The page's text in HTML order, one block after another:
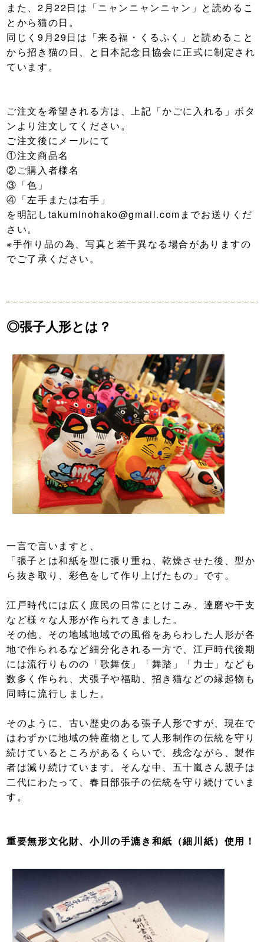
また、2月22日は「ニャンニャンニャン」と読めるこ
とから猫の日。
同じく9月29日は「来る福・くるふく」と読めること
から招き猫の日、と日本記念日協会に正式に制定され
ています。
ご注文を希望される方は、上記「かごに入れる」ボタ
ンより注文してください。
ご注文後にメールにて
①注文商品名
②ご購入者様名
③「色」
④「左手または右手」
を明記しtakuminohako@gmail.comまでお送りくだ
さい。
※手作り品の為、写真と若干異なる場合がありますの
でご了承ください。
◎張子人形とは？
一言で言いますと、
「張子とは和紙を型に張り重ね、乾燥させた後、型か
ら抜き取り、彩色をして作り上げたもの」です。
江戸時代には広く庶民の日常にとけこみ、達磨や干支
など様々な人形が作られてきました。
その他、その地域地域での風俗をあらわした人形が各
地で作られるなど細分化される一方で、江戸時代後期
には流行りものの「歌舞伎」「舞踏」「力士」なども
数多く作られ、犬張子や福助、招き猫などの縁起物も
同時に流行しました。
そのように、古い歴史のある張子人形ですが、現在で
はわずかに地域の特産物として人形制作の伝統を守り
続けているところがあるくらいで、残念ながら、製作
者は減り続けています。そんな中、五十嵐さん親子は
二代にわたって、春日部張子の伝統を守り続けていま
す。
重要無形文化財、小川の手漉き和紙（細川紙）使用！